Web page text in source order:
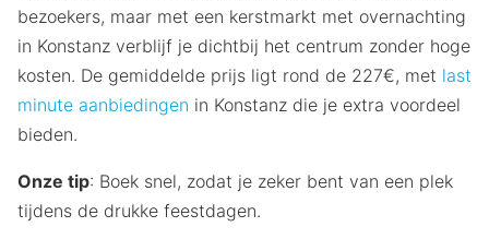
bezoekers, maar met een kerstmarkt met overnachting
in Konstanz verblijf je dichtbij het centrum zonder hoge
kosten. De gemiddelde prijs ligt rond de 227€, met last
minute aanbiedingen in Konstanz die je extra voordeel
bieden.
Onze tip: Boek snel, zodat je zeker bent van een plek
tijdens de drukke feestdagen.